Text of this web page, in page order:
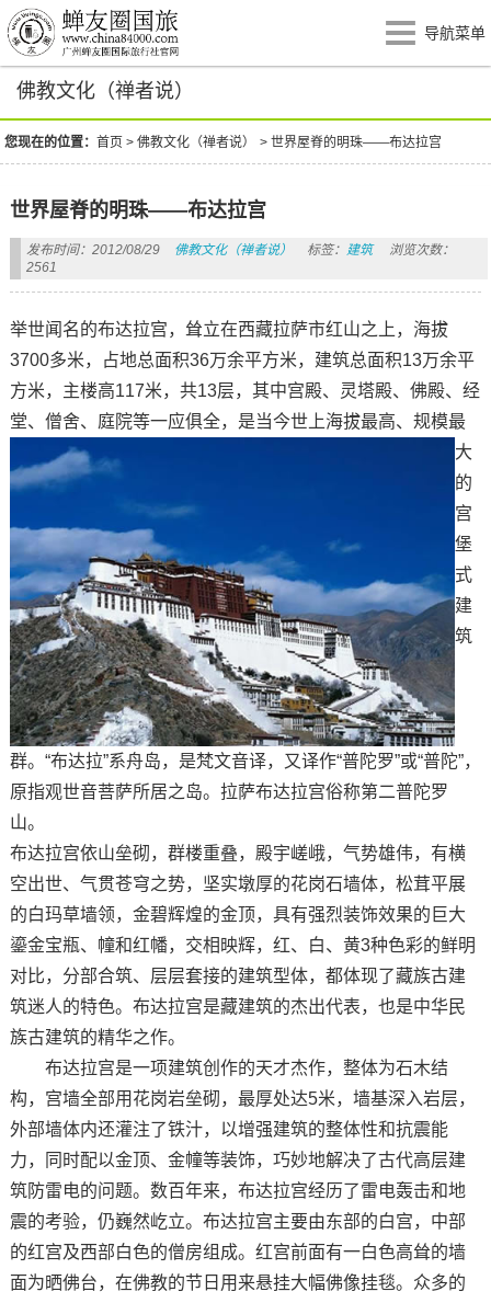
导航菜单
佛教文化（禅者说）
您现在的位置：首页 >佛教文化（禅者说） >世界屋脊的明珠——布达拉宫
世界屋脊的明珠——布达拉宫
发布时间：2012/08/29 佛教文化（禅者说） 标签： 建筑
浏览次数：
2561
举世闻名的布达拉宫，耸立在西藏拉萨市红山之上，海拔
3700多米，占地总面积36万余平方米，建筑总面积13万余平
方米，主楼高117米，共13层，其中宫殿、灵塔殿、佛殿、经
堂、僧舍、庭院等一应俱全，是当今世上海拔最高、规模最
大
的
宫
堡
式
建
筑
群。“布达拉”系舟岛，是梵文音译，又译作“普陀罗”或“普陀”，
原指观世音菩萨所居之岛。拉萨布达拉宫俗称第二普陀罗
山。
布达拉宫依山垒砌，群楼重叠，殿宇嵯峨，气势雄伟，有横
空出世、气贯苍穹之势，坚实墩厚的花岗石墙体，松茸平展
的白玛草墙领，金碧辉煌的金顶，具有强烈装饰效果的巨大
鎏金宝瓶、幢和红幡，交相映辉，红、白、黄3种色彩的鲜明
对比，分部合筑、层层套接的建筑型体，都体现了藏族古建
筑迷人的特色。布达拉宫是藏建筑的杰出代表，也是中华民
族古建筑的精华之作。
布达拉宫是一项建筑创作的天才杰作，整体为石木结
构，宫墙全部用花岗岩垒砌，最厚处达5米，墙基深入岩层，
外部墙体内还灌注了铁汁，以增强建筑的整体性和抗震能
力，同时配以金顶、金幢等装饰，巧妙地解决了古代高层建
筑防雷电的问题。数百年来，布达拉宫经历了雷电轰击和地
震的考验，仍巍然屹立。布达拉宫主要由东部的白宫，中部
的红宫及西部白色的僧房组成。红宫前面有一白色高耸的墙
面为晒佛台，在佛教的节日用来悬挂大幅佛像挂毯。众多的